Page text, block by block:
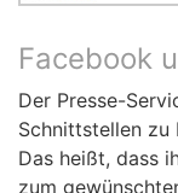
Facebook
Der Presse-
Schnittstellen zu
Das heißt, dass
zum